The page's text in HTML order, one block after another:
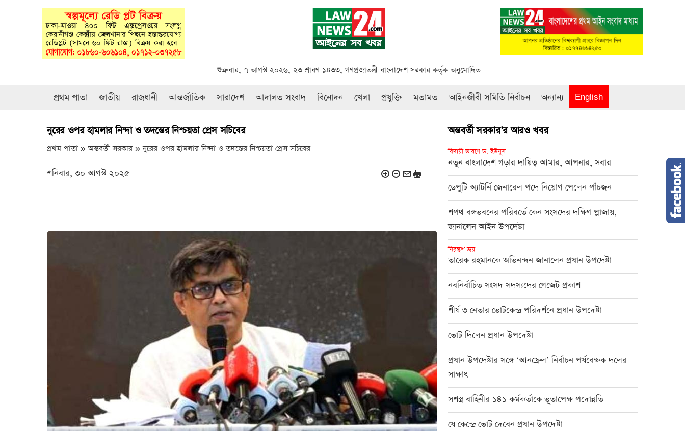
শুক্রবার, ৭ আগস্ট ২০২৬, ২৩ শ্রাবণ ১৪৩৩, গণপ্রজাতন্ত্রী বাংলাদেশ সরকার কর্তৃক অনুমোদিত
প্রথম পাতা জাতীয় রাজধানী আন্তর্জাতিক সারাদেশ আদালত সংবাদ বিনোদন খেলা প্রযুক্তি মতামত আইনজীবী সমিতি নির্বাচন অন্যান্য English
নুরের ওপর হামলার নিন্দা ও তদন্তের নিশ্চয়তা প্রেস সচিবের
প্রথম পাতা » অন্তবর্তী সরকার »নুরের ওপর হামলার নিন্দা ও তদন্তের নিশ্চয়তা প্রেস সচিবের
শনিবার, ৩০ আগস্ট ২০২৫
অন্তবর্তী সরকার’র আরও খবর
বিদায়ী ভাষণে ড. ইউনূস
নতুন বাংলাদেশ গড়ার দায়িত্ব আমার, আপনার, সবার
ডেপুটি অ্যাটর্নি জেনারেল পদে নিয়োগ পেলেন পাঁচজন
শপথ বঙ্গভবনের পরিবর্তে কেন সংসদের দক্ষিণ প্লাজায়,
জানালেন আইন উপদেষ্টা
নিরঙ্কুশ জয়
তারেক রহমানকে অভিনন্দন জানালেন প্রধান উপদেষ্টা
নবনির্বাচিত সংসদ সদস্যদের গেজেট প্রকাশ
শীর্ষ ৩ নেতার ভোটকেন্দ্র পরিদর্শনে প্রধান উপদেষ্টা
ভোট দিলেন প্রধান উপদেষ্টা
প্রধান উপদেষ্টার সঙ্গে ‘আনফ্রেল’ নির্বাচন পর্যবেক্ষক দলের
সাক্ষাৎ
সশস্ত্র বাহিনীর ১৪১ কর্মকর্তাকে ভূতাপেক্ষ পদোন্নতি
যে কেন্দ্রে ভোট দেবেন প্রধান উপদেষ্টা